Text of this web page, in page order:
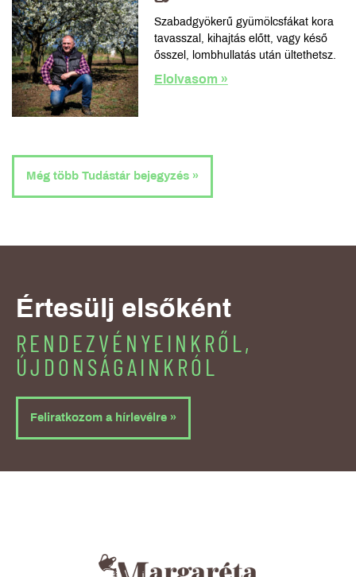
Szabadgyökerű gyümölcsfákat kora
tavasszal, kihajtás előtt, vagy késő
ősszel, lombhullatás után ültethetsz.
Elolvasom »
Még több Tudástár bejegyzés »
Értesülj elsőként
RENDEZVÉNYEINKRŐL,
ÚJDONSÁGAINKRÓL
Feliratkozom a hírlevélre »